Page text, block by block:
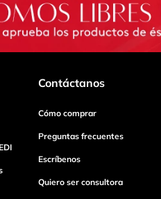
Contáctanos
Cómo comprar
Preguntas frecuentes
Escríbenos
Quiero ser consultora